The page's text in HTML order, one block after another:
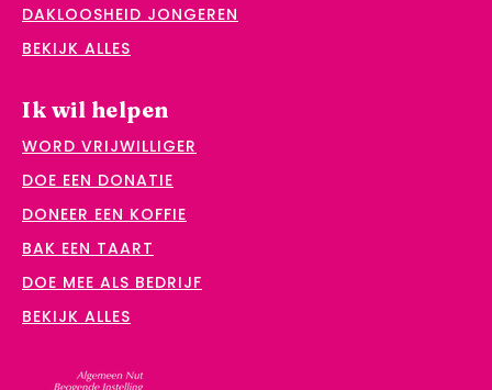
DAKLOOSHEID JONGEREN
BEKIJK ALLES
Ik wil helpen
WORD VRIJWILLIGER
DOE EEN DONATIE
DONEER EEN KOFFIE
BAK EEN TAART
DOE MEE ALS BEDRIJF
BEKIJK ALLES